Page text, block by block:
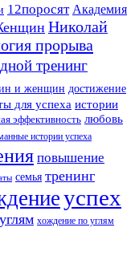
12поросят Академия
Николай
прорыва
тренинг
и женщин достижение
для успеха истории
эффективность любовь
истории успеха
повышение
семья тренинг
успех
хождение по углям